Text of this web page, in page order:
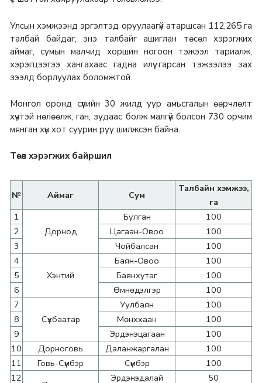
Улсын хэмжээнд эргэлтэд оруулаагүй атаршсан 112,265 га
талбай байдаг, энэ талбайг ашиглан төсөл хэрэгжих
аймаг, сумын малчид хоршин ногоон тэжээл тариалж,
хэрэгцээгээ хангахаас гадна илүү гарсан тэжээлээ зах
зээлд борлуулах боломжтой.
Монгол оронд сүүлийн 30 жилд уур амьсгалын өөрчлөлт
хүчтэй нөлөөлж, ган, зудаас болж малгүй болсон 730 орчим
мянган хүн хот суурин руу шилжсэн байна.
Төсөл хэрэгжих байршил
№ Аймаг Сум
Талбайн хэмжээ,
га
1
Дорнод
Булган
100
2
Цагаан-Овоо
100
3
Чойбалсан
100
4
Хэнтий
Баян-Овоо
100
5
Баянхутаг
100
6
Өмнөдэлгэр
100
7
Сүхбаатар
Уулбаян
100
8
Мөнххаан
100
9
Эрдэнэцагаан
100
10
Дорноговь Даланжаргалан
100
11
Говь-Сүмбэр Сүмбэр
100
12
Эрдэнэдалай 50